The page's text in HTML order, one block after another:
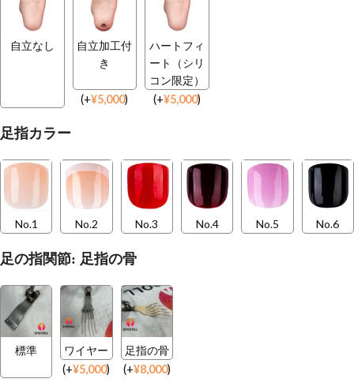
自立なし
自立加工付
き
(+¥5,000)
ハートフィ
ート（シリ
コン限定）
(+¥5,000)
足指カラー
No.1 No.2 No.3 No.4 No.5 No.6
足の指関節: 足指の骨
標準
ワイヤー
(+¥5,000)
足指の骨
(+¥8,000)